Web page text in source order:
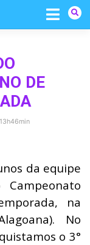
DE
da equipe
na
No
o 3°